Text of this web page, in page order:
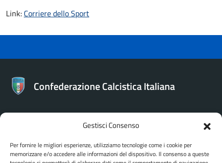
Gestisci Consenso
Per fornire le migliori esperienze, utilizziamo tecnologie come i cookie per
memorizzare e/o accedere alle informazioni del dispositivo. Il consenso a queste
Link: Corriere dello Sport
Confederazione Calcistica Italiana
CONTATTI
Confederazione Calcistica Italiana